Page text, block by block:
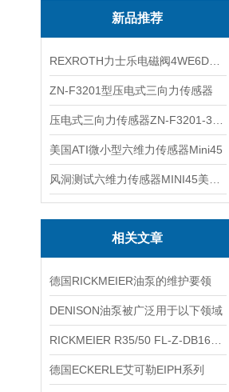
新品推荐
ZN-F3201型压电式三向力传感器
美国ATI微小型六维力传感器Mini45
相关文章
德国RICKMEIER油泵的维护要领
DENISON油泵被广泛用于以下领域
德国ECKERLE艾可勒EIPH系列